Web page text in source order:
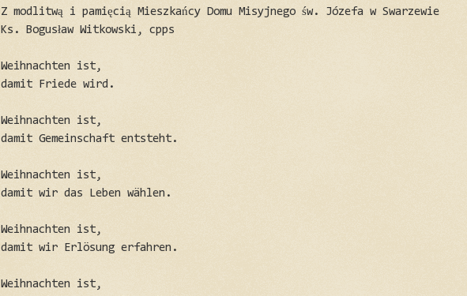
Z modlitwą i pamięcią Mieszkańcy Domu Misyjnego św. Józefa w Swarzewie
Ks. Bogusław Witkowski, cpps
Weihnachten ist,
damit Friede wird.
Weihnachten ist,
damit Gemeinschaft entsteht.
Weihnachten ist,
damit wir das Leben wählen.
Weihnachten ist,
damit wir Erlösung erfahren.
Weihnachten ist,